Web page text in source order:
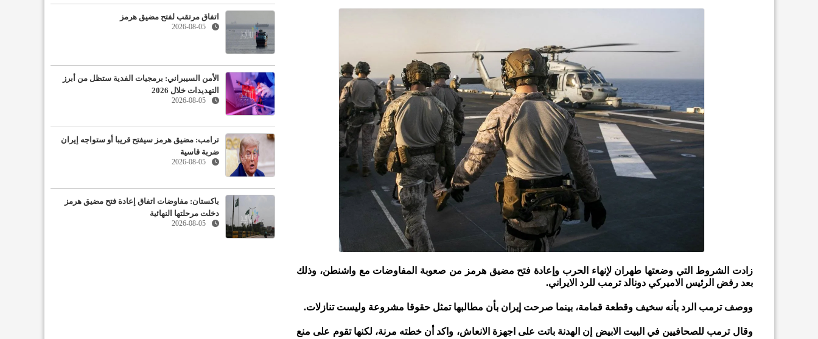
زادت الشروط التي وضعتها طهران لإنهاء الحرب وإعادة فتح مضيق هرمز من صعوبة المفاوضات مع واشنطن، وذلك
بعد رفض الرئيس الاميركي دونالد ترمب للرد الايراني.
ووصف ترمب الرد بأنه سخيف وقطعة قمامة، بينما صرحت إيران بأن مطالبها تمثل حقوقا مشروعة وليست تنازلات.
وقال ترمب للصحافيين في البيت الابيض إن الهدنة باتت على اجهزة الانعاش، واكد أن خطته مرنة، لكنها تقوم على منع
اتفاق مرتقب لفتح مضيق هرمز
2026-08-05
الأمن السيبراني: برمجيات الفدية ستظل من أبرز
التهديدات خلال 2026
2026-08-05
ترامب: مضيق هرمز سيفتح قريبا أو ستواجه إيران
ضربة قاسية
2026-08-05
باكستان: مفاوضات اتفاق إعادة فتح مضيق هرمز
دخلت مرحلتها النهائية
2026-08-05